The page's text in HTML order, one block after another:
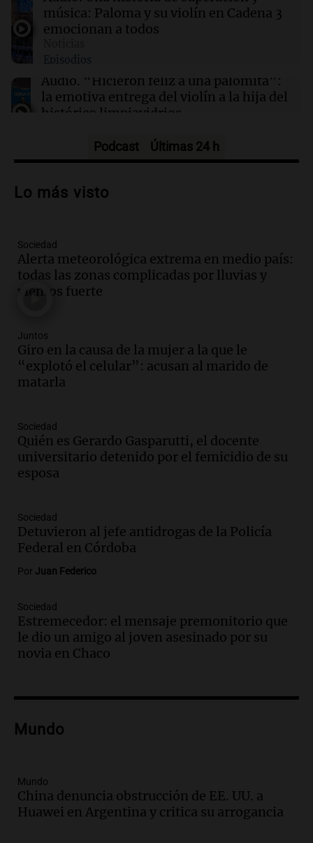
jueves 6 de agosto
Clima en CABA: cómo seguirá el tiempo este
jueves 6 de agosto
música: Paloma y su violín en Cadena 3
emocionan a todos
Episodios
Audio. “Hicieron feliz a una palomita”:
la emotiva entrega del violín a la hija del
histórico limpiavidrios
Audio.Ley para regular refugios y
y gatos es gravísima"
Audio.
empleados sufrió consecuencias
negativas por sus redes sociales
El dato confiable
Audio.
conmovedora historia de "El Duende" y
su hija violinista
La Mesa de Café
Córdoba homenajeó a León XIV con una
pizza esculpida con su rostro
Radioinforme 3
Episodios
Estudio Urbano: recorrerá los barrios de
Córdoba
Juntos
coberturas y presentó un nuevo estudio
urbano móvil
Episodios
memoria y justicia
Episodios
"Buscamos evitar que dirija delitos"
Noticias Rosario
Episodios
Podcast Últimas 24 h
Lo más visto
Sociedad
Alerta meteorológica extrema en medio país:
todas las zonas complicadas por lluvias y
vientos fuerte
Juntos
Giro en la causa de la mujer a la que le
“explotó el celular”: acusan al marido de
matarla
Sociedad
Quién es Gerardo Gasparutti, el docente
universitario detenido por el femicidio de su
esposa
Sociedad
Detuvieron al jefe antidrogas de la Policía
Federal en Córdoba
Por Juan Federico
Sociedad
Estremecedor: el mensaje premonitorio que
le dio un amigo al joven asesinado por su
novia en Chaco
Mundo
Mundo
China denuncia obstrucción de EE. UU. a
Huawei en Argentina y critica su arrogancia